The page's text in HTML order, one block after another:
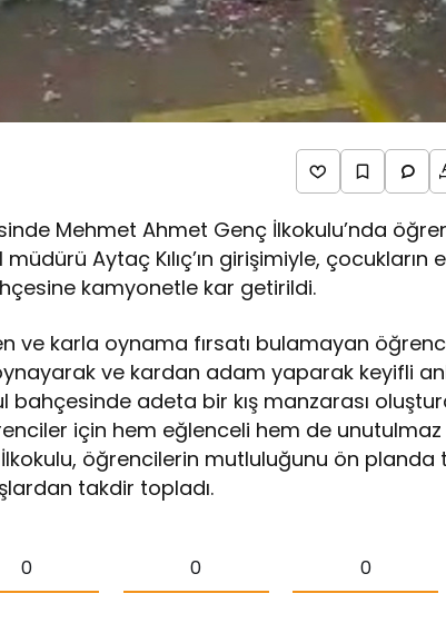
Mehmet Ahmet Genç İlkokulu’nda
müdürü Aytaç Kılıç’ın girişimiyle, çocukların
kamyonetle kar getirildi.
ve karla oynama fırsatı bulamayan
ve kardan adam yaparak keyifli
bahçesinde adeta bir kış manzarası
için hem eğlenceli hem de
öğrencilerin mutluluğunu ön planda
takdir topladı.
0 0 0